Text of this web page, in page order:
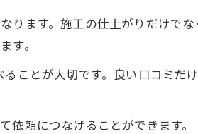
ます。施工の仕上がりだけで
す。
ことが大切です。良い口コミだ
依頼につなげることができます。